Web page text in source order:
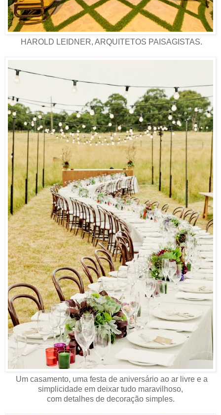
HAROLD LEIDNER, ARQUITETOS PAISAGISTAS.
Um casamento, uma festa de aniversário ao ar livre e a
simplicidade em deixar tudo maravilhoso,
com detalhes de decoração simples.